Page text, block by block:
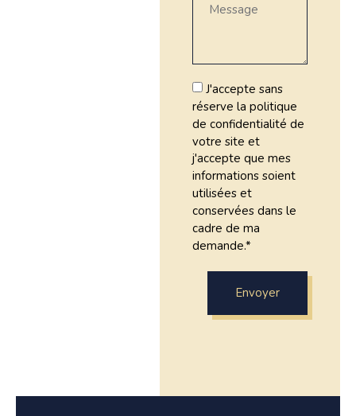
J'accepte sans
réserve la politique
de confidentialité de
votre site et
j'accepte que mes
informations soient
utilisées et
conservées dans le
cadre de ma
demande.*
Envoyer